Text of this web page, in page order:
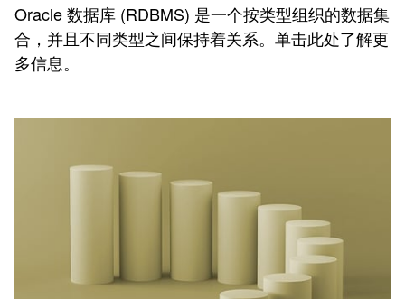
Oracle 数据库 (RDBMS) 是一个按类型组织的数据集
合，并且不同类型之间保持着关系。单击此处了解更
多信息。